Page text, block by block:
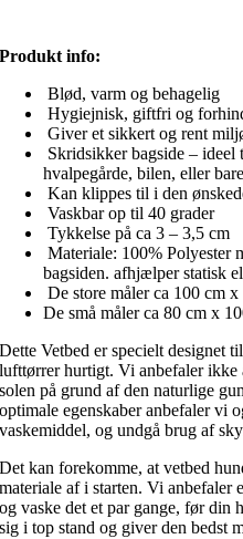
Produkt info:
Blød, varm og behagelig
Hygiejnisk, giftfri og
Giver et sikkert og rent
Skridsikker bagside – ideel
hvalpegårde, bilen, eller
Kan klippes til i den
Vaskbar op til 40 grader
Tykkelse på ca 3 – 3,5 cm
Materiale: 100% Polyester
bagsiden. afhjælper statisk
De store måler ca 100 cm
De små måler ca 80 cm x
Dette Vetbed er specielt designet
lufttørrer hurtigt. Vi anbefaler ikke
solen på grund af den naturlige
optimale egenskaber anbefaler vi
vaskemiddel, og undgå brug af
Det kan forekomme, at vetbed
materiale af i starten. Vi anbefaler
og vaske det et par gange, før din
sig i top stand og giver den bedst